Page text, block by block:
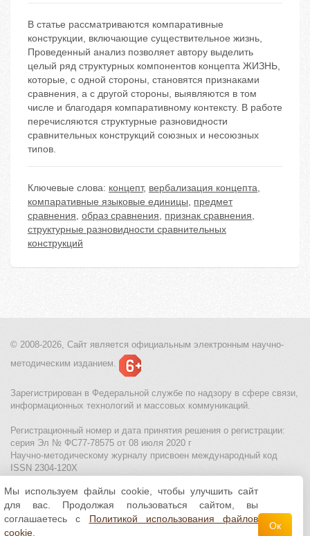
В статье рассматриваются компаративные
конструкции, включающие существительное жизнь,
Проведенный анализ позволяет автору выделить
целый ряд структурных компонентов концепта ЖИЗНЬ,
которые, с одной стороны, становятся признаками
сравнения, а с другой стороны, выявляются в том
числе и благодаря компаративному контексту. В работе
перечисляются структурные разновидности
сравнительных конструкций союзных и несоюзных
типов.
Ключевые слова: концепт, вербализация концепта,
компаративные языковые единицы, предмет
сравнения, образ сравнения, признак сравнения,
структурные разновидности сравнительных
конструкций
© 2008-2026, Сайт является официальным электронным научно-
методическим изданием.
Зарегистрирован в Федеральной службе по надзору в сфере связи,
информационных технологий и массовых коммуникаций.
Регистрационный номер и дата принятия решения о регистрации:
серия Эл № ФС77-78575 от 08 июля 2020 г
Научно-методическому журналу присвоен международный код
ISSN 2304-120X
МЦИТО|Школьные олимпиады и онлайн конкурсы для детей
Политика использования файлов cookie| Политика обработки и
защиты персональных данных
Мы используем файлы cookie, чтобы улучшить сайт
для вас. Продолжая пользоваться сайтом, вы
соглашаетесь с Политикой использования файлов
cookie
Ок